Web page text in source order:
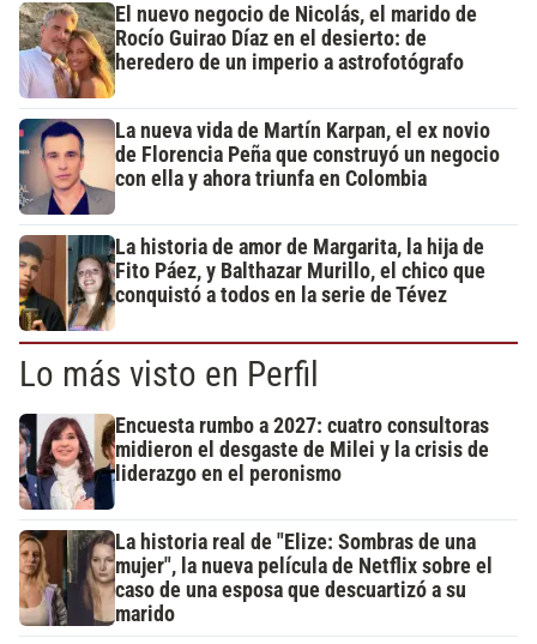
El nuevo negocio de Nicolás, el marido de
Rocío Guirao Díaz en el desierto: de
heredero de un imperio a astrofotógrafo
La nueva vida de Martín Karpan, el ex novio
de Florencia Peña que construyó un negocio
con ella y ahora triunfa en Colombia
La historia de amor de Margarita, la hija de
Fito Páez, y Balthazar Murillo, el chico que
conquistó a todos en la serie de Tévez
Lo más visto en Perfil
Encuesta rumbo a 2027: cuatro consultoras
midieron el desgaste de Milei y la crisis de
liderazgo en el peronismo
La historia real de "Elize: Sombras de una
mujer", la nueva película de Netflix sobre el
caso de una esposa que descuartizó a su
marido